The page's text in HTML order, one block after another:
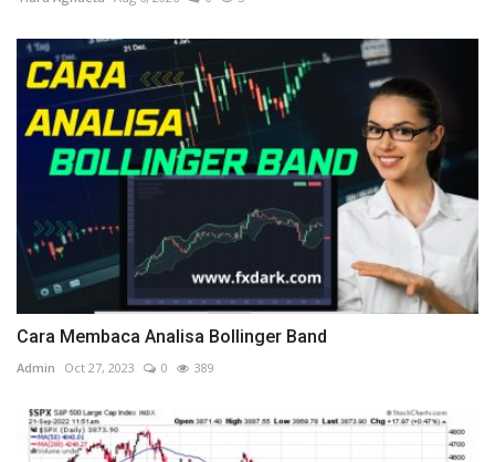
Cara Membaca Analisa Bollinger Band
Admin Oct 27, 2023 0 389